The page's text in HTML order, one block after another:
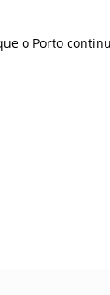
o Porto